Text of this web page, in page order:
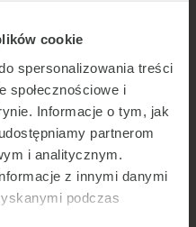
cookie
spersonalizowania treści
społecznościowe i
Informacje o tym, jak
partnerom
i analitycznym.
z innymi danymi
podczas
Nowa recepta lub
leków bez wizyty osobiście.